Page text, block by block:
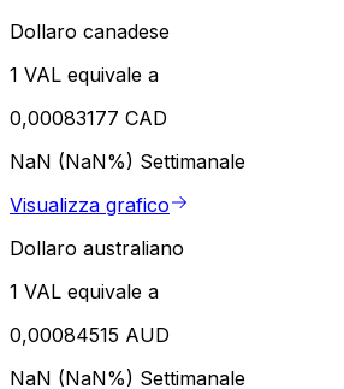
Dollaro canadese
1 VAL equivale a
0,00083177 CAD
NaN (NaN%) Settimanale
Visualizza grafico
Dollaro australiano
1 VAL equivale a
0,00084515 AUD
NaN (NaN%) Settimanale